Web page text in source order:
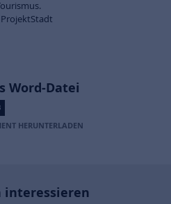
Word-Datei
HERUNTERLADEN
interessieren